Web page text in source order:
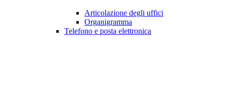
Articolazione degli uffici
Organigramma
Telefono e posta elettronica